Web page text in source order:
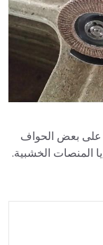
على بعض الحواف
المنصات الخشبية.